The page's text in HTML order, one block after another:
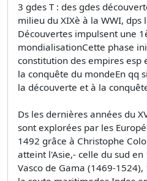
3 gdes T : des gdes
milieu du XIXè à la WWI, dps
Découvertes impulsent une
mondialisationCette phase
constitution des empires esp
la conquête du mondeEn qq
la découverte et à la
Ds les dernières années du
sont explorées par les
1492 grâce à Christophe
atteint l'Asie,- celle du sud
Vasco de Gama (1469-